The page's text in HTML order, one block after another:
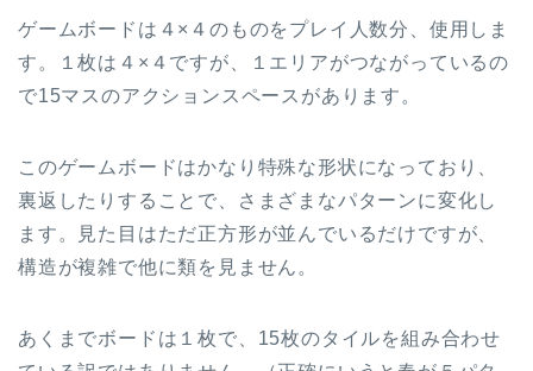
ゲームボードは４×４のものをプレイ人数分、使用しま
す。１枚は４×４ですが、１エリアがつながっているの
で15マスのアクションスペースがあります。
このゲームボードはかなり特殊な形状になっており、
裏返したりすることで、さまざまなパターンに変化し
ます。見た目はただ正方形が並んでいるだけですが、
構造が複雑で他に類を見ません。
あくまでボードは１枚で、15枚のタイルを組み合わせ